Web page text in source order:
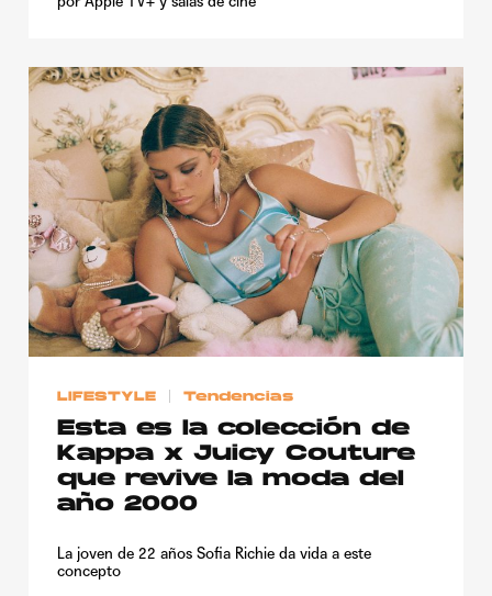
LIFESTYLE Tendencias
Esta es la colección de
Kappa x Juicy Couture
que revive la moda del
año 2000
La joven de 22 años Sofia Richie da vida a este
concepto